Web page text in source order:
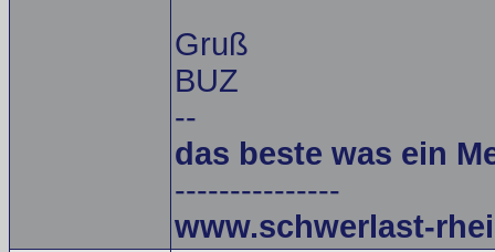
Gruß
BUZ
--
das beste was ein
---------------
www.schwerlast-